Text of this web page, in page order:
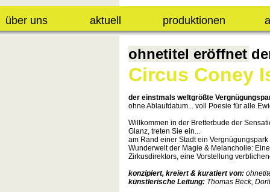
über uns aktuell produktionen
ohnetitel eröffnet
Circus Coney
der einstmals weltgrößte
ohne Ablaufdatum... voll Poesie für alle
Willkommen in der Bretterbude der
Glanz, treten Sie ein...
am Rand einer Stadt ein
Wunderwelt der Magie & Melancholie:
Zirkusdirektors, eine Vorstellung
konzipiert, kreiert & kuratiert von:
künstlerische Leitung: Thomas Beck,